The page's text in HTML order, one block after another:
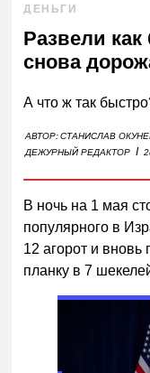
ДЕНЬГИ
Развели
снова
А что ж так
АВТОР:СТАНИСЛАВ
ДЕЖУРНЫЙ РЕДАКТОР I
В ночь на 1 мая
популярного в
12 агорот и вновь
планку в 7